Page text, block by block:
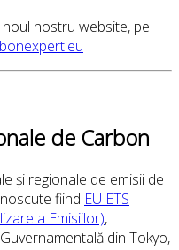
nostru website, pe
de Carbon
și regionale de emisii de
fiind EU ETS
a Emisiilor),
din Tokyo,